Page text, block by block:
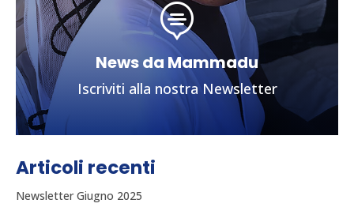

News da Mammadu
Iscriviti alla nostra Newsletter
Articoli recenti
Newsletter Giugno 2025